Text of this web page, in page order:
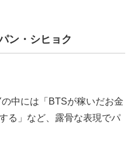
ン・シヒョク
中には「BTSが稼いだお金
る」など、露骨な表現でパ